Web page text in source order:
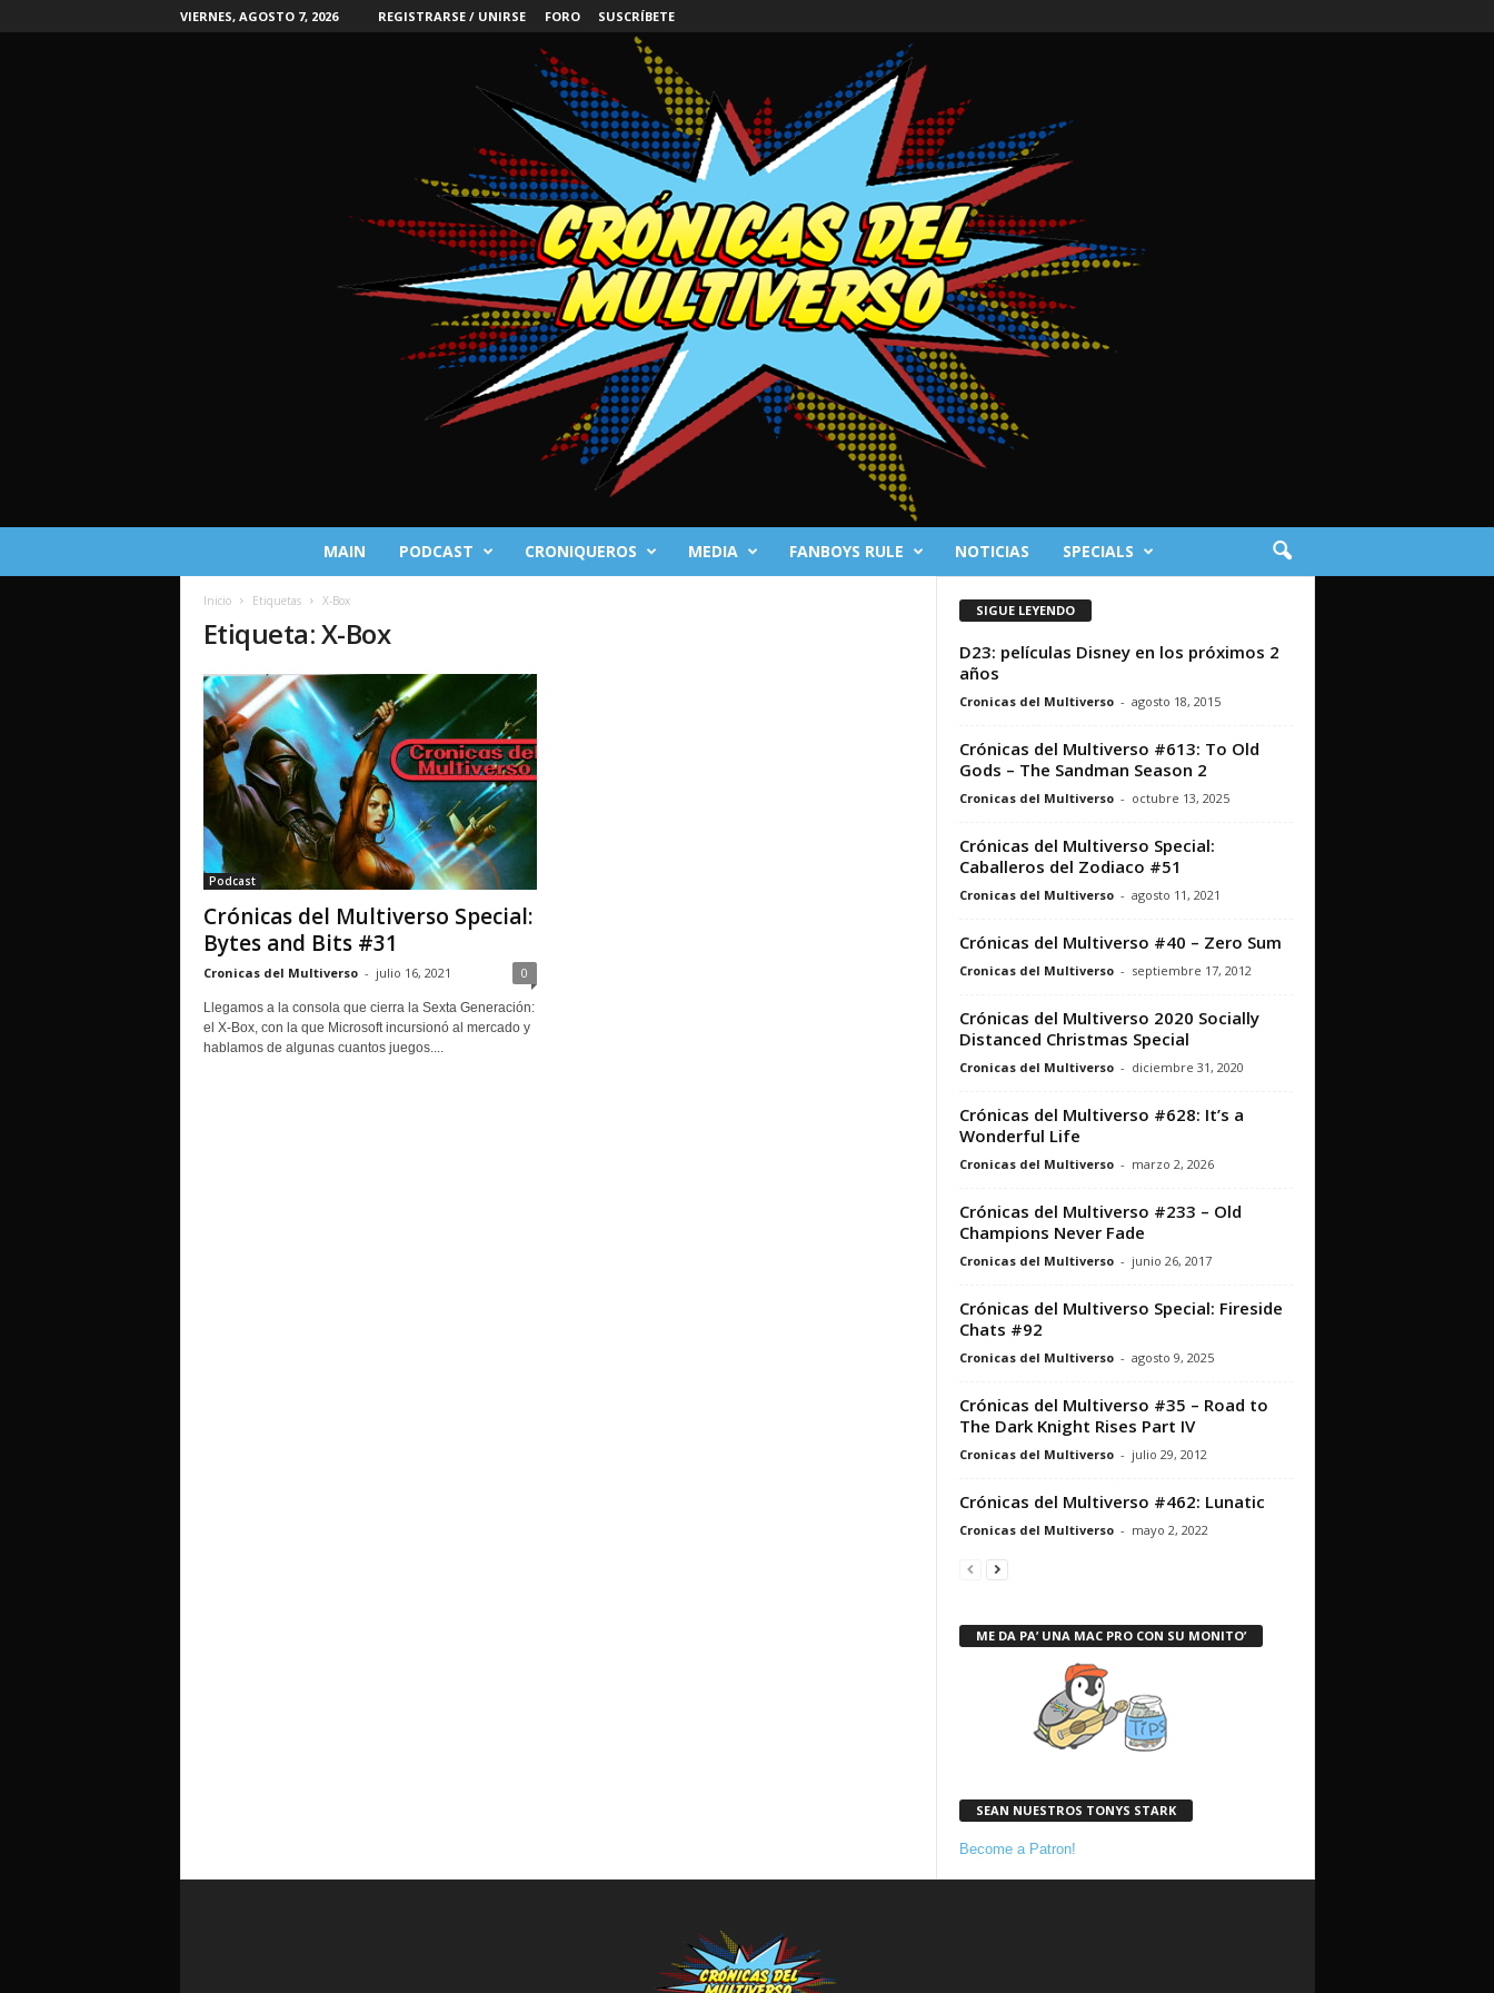
VIERNES, AGOSTO 7, 2026 REGISTRARSE / UNIRSE FORO SUSCRÍBETE
MAIN PODCAST CRONIQUEROS MEDIA FANBOYS RULE NOTICIAS SPECIALS
Inicio Etiquetas X-Box
Etiqueta: X-Box
Podcast
Crónicas del Multiverso Special:
Bytes and Bits #31
Cronicas del Multiverso - julio 16, 2021 0
Llegamos a la consola que cierra la Sexta Generación:
el X-Box, con la que Microsoft incursionó al mercado y
hablamos de algunas cuantos juegos....
SIGUE LEYENDO
D23: películas Disney en los próximos 2
años
Cronicas del Multiverso - agosto 18, 2015
Crónicas del Multiverso #613: To Old
Gods – The Sandman Season 2
Cronicas del Multiverso - octubre 13, 2025
Crónicas del Multiverso Special:
Caballeros del Zodiaco #51
Cronicas del Multiverso - agosto 11, 2021
Crónicas del Multiverso #40 – Zero Sum
Cronicas del Multiverso - septiembre 17, 2012
Crónicas del Multiverso 2020 Socially
Distanced Christmas Special
Cronicas del Multiverso - diciembre 31, 2020
Crónicas del Multiverso #628: It’s a
Wonderful Life
Cronicas del Multiverso - marzo 2, 2026
Crónicas del Multiverso #233 – Old
Champions Never Fade
Cronicas del Multiverso - junio 26, 2017
Crónicas del Multiverso Special: Fireside
Chats #92
Cronicas del Multiverso - agosto 9, 2025
Crónicas del Multiverso #35 – Road to
The Dark Knight Rises Part IV
Cronicas del Multiverso - julio 29, 2012
Crónicas del Multiverso #462: Lunatic
Cronicas del Multiverso - mayo 2, 2022
ME DA PA’ UNA MAC PRO CON SU MONITO’
SEAN NUESTROS TONYS STARK
Become a Patron!